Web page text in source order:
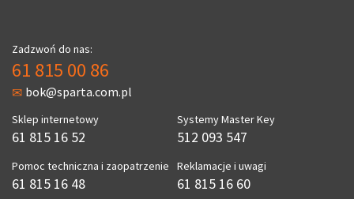
Zadzwoń do nas:
61 815 00 86
bok@sparta.com.pl
Sklep internetowy
61 815 16 52
Pomoc techniczna i zaopatrzenie
61 815 16 48
Systemy Master Key
512 093 547
Reklamacje i uwagi
61 815 16 60